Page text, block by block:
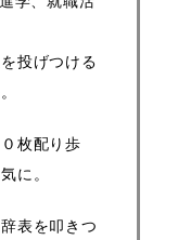
投げつける
枚配り歩
に。
表を叩きつ